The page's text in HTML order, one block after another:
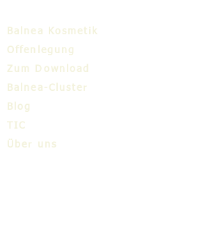
Balnea Kosmetik
Offenlegung
Zum Download
Balnea-Cluster
Blog
TIC
Über uns